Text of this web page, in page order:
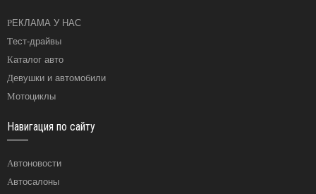
РЕКЛАМА У НАС
Тест-драйвы
Каталог авто
Девушки и автомобили
Мотоциклы
Навигация по сайту
Автоновости
Автосалоны